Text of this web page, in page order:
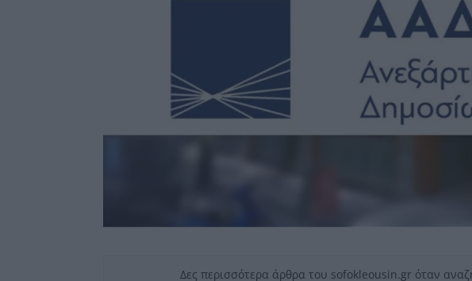
Δες περισσότερα άρθρα του sofokleousin.gr όταν